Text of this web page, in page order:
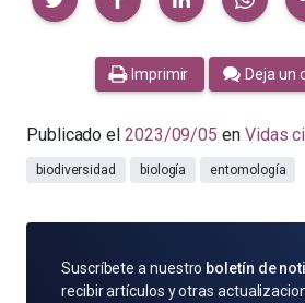
Imprimir Deja un
Publicado el 2023/09/05 en Vidas
biodiversidad biología entomología
SUSCRÍBETE
POR
Suscríbete a nuestro boletín de
recibir artículos y otras